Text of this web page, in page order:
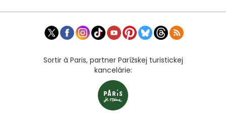
Sortir à Paris, partner Parížskej turistickej
kancelárie: